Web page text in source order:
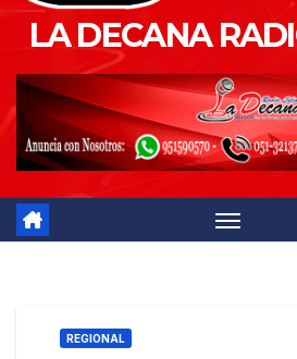
LA DECANA
REGIONAL